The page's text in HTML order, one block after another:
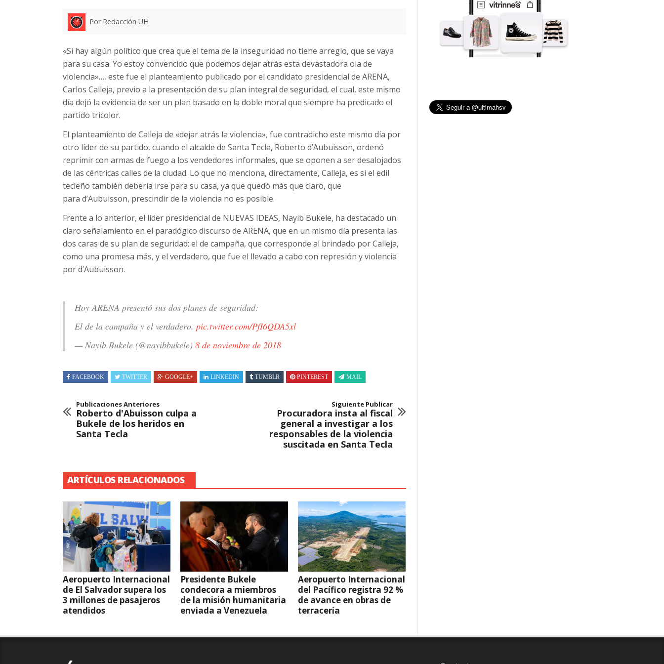
Por Redacción UH
«Si hay algún político que crea que el tema de la inseguridad no tiene arreglo, que se vaya
para su casa. Yo estoy convencido que podemos dejar atrás esta devastadora ola de
violencia»…, este fue el planteamiento publicado por el candidato presidencial de ARENA,
Carlos Calleja, previo a la presentación de su plan integral de seguridad, el cual, este mismo
día dejó la evidencia de ser un plan basado en la doble moral que siempre ha predicado el
partido tricolor.
El planteamiento de Calleja de «dejar atrás la violencia», fue contradicho este mismo día por
otro líder de su partido, cuando el alcalde de Santa Tecla, Roberto d’Aubuisson, ordenó
reprimir con armas de fuego a los vendedores informales, que se oponen a ser desalojados
de las céntricas calles de la ciudad. Lo que no menciona, directamente, Calleja, es si el edil
tecleño también debería irse para su casa, ya que quedó más que claro, que
para d’Aubuisson, prescindir de la violencia no es posible.
Frente a lo anterior, el líder presidencial de NUEVAS IDEAS, Nayib Bukele, ha destacado un
claro señalamiento en el paradógico discurso de ARENA, que en un mismo día presenta las
dos caras de su plan de seguridad; el de campaña, que corresponde al brindado por Calleja,
como una promesa más, y el verdadero, que fue el llevado a cabo con represión y violencia
por d’Aubuisson.
Hoy ARENA presentó sus dos planes de seguridad:
El de la campaña y el verdadero. pic.twitter.com/PfI6QDA5xl
— Nayib Bukele (@nayibbukele) 8 de noviembre de 2018
FACEBOOK TWITTER GOOGLE+ LINKEDIN TUMBLR PINTEREST MAIL
Publicaciones Anteriores
Roberto d'Abuisson culpa a
Bukele de los heridos en
Santa Tecla
Siguiente Publicar
Procuradora insta al fiscal
general a investigar a los
responsables de la violencia
suscitada en Santa Tecla
ARTÍCULOS RELACIONADOS
Aeropuerto Internacional
de El Salvador supera los
3 millones de pasajeros
atendidos
Presidente Bukele
condecora a miembros
de la misión humanitaria
enviada a Venezuela
Aeropuerto Internacional
del Pacífico registra 92 %
de avance en obras de
terracería